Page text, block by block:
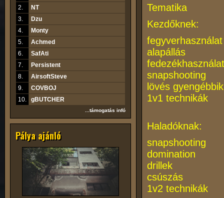
2.
NT
3.
Dzu
4.
Monty
5.
Achmed
6.
SafAti
7.
Persistent
8.
AirsoftSteve
9.
COVBOJ
10.
gBUTCHER
...támogatás infó
Pálya ajánló
Tematika
Kezdőknek:
fegyverhasználat
alapállás
fedezékhasználat
snapshooting
lövés
1v1 technikák
Haladóknak:
snapshooting
domination
drillek
csúszás
1v2 technikák